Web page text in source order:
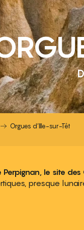
Orgues d’Ille-sur-Têt
Perpignan, le site des
presque
aux